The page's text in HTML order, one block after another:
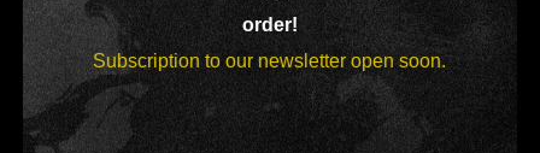
order!
Subscription to our newsletter open soon.